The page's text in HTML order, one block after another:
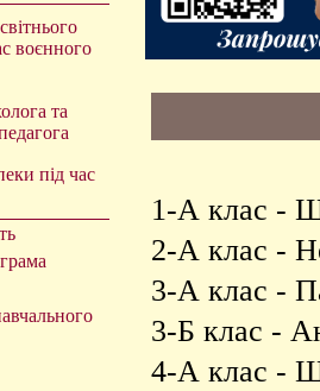
воєнного
та
під час
1-А клас -
2-А клас -
3-А клас -
3-Б клас -
4-А клас -